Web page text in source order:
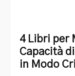
4 Libri per
Capacità
in Modo